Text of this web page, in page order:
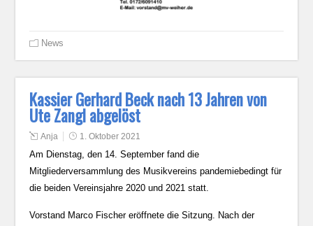
News
Kassier Gerhard Beck nach 13 Jahren von
Ute Zangl abgelöst
Anja 1. Oktober 2021
Am Dienstag, den 14. September fand die
Mitgliederversammlung des Musikvereins pandemiebedingt für
die beiden Vereinsjahre 2020 und 2021 statt.
Vorstand Marco Fischer eröffnete die Sitzung. Nach der